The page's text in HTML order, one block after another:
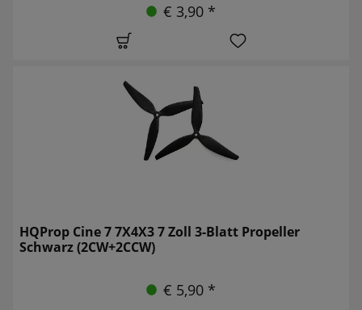
€ 3,90 *
HQProp Cine 7 7X4X3 7 Zoll 3-Blatt Propeller
Schwarz (2CW+2CCW)
€ 5,90 *